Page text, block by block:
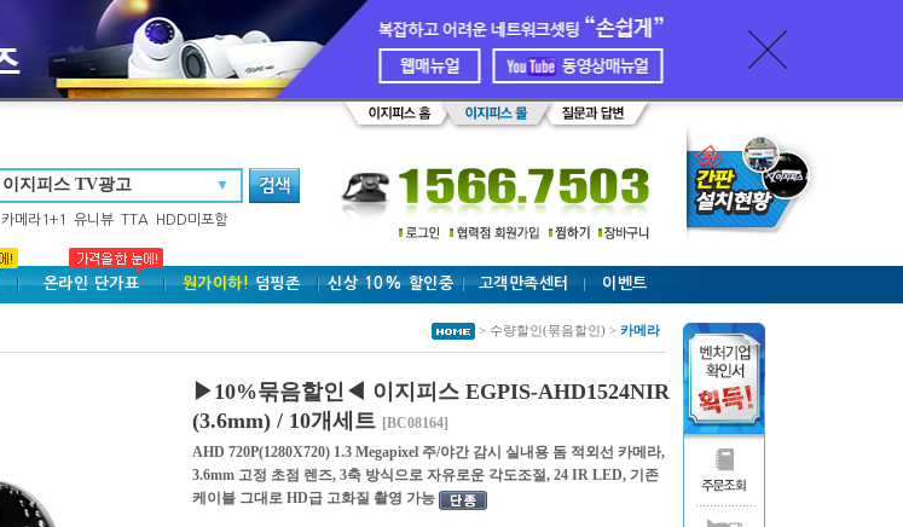
▼
카메라1+1 유니뷰 TTA HDD미포함
온라인 단가표 원가이하!덤핑존 신상 10% 할인중 고객만족센터 이벤트
> 수량할인(묶음할인) > 카메라
▶10%묶음할인◀ 이지피스 EGPIS-AHD1524NIR
(3.6mm) / 10개세트 [BC08164]
AHD 720P(1280X720) 1.3 Megapixel 주/야간 감시 실내용 돔 적외선 카메라,
3.6mm 고정 초점 렌즈, 3축 방식으로 자유로운 각도조절, 24 IR LED, 기존
케이블 그대로 HD급 고화질 촬영 가능